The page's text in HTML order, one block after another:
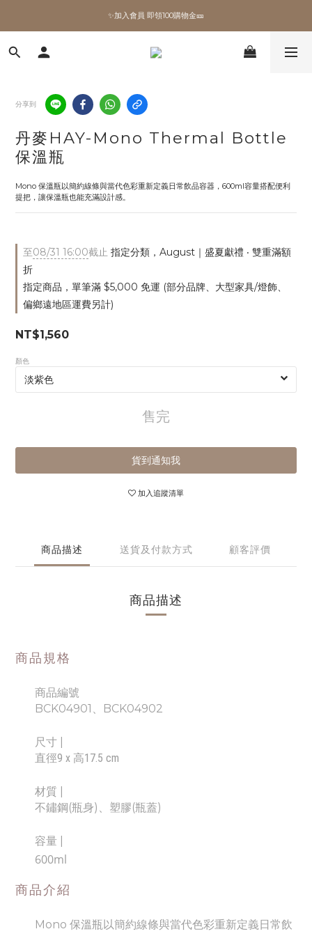
✨加入會員 即領100購物金🎫
✨加入會員 即領100購物金🎫
全館滿額現折🔥
✨加入會員 即領100購物金🎫
分享到
丹麥HAY-Mono Thermal Bottle
保溫瓶
Mono 保溫瓶以簡約線條與當代色彩重新定義日常飲品容器，600ml容量搭配便利
提把，讓保溫瓶也能充滿設計感。
至08/31 16:00截止 指定分類，August｜盛夏獻禮 ‧ 雙重滿額
折
指定商品，單筆滿 $5,000 免運 (部分品牌、大型家具/燈飾、
偏鄉遠地區運費另計)
NT$1,560
顏色
售完
貨到通知我
加入追蹤清單
商品描述 送貨及付款方式 顧客評價
商品描述
商品規格
商品編號
BCK04901、BCK04902
尺寸
直徑9 x 高17.5 cm
材質 |
不鏽鋼(瓶身)、塑膠(瓶蓋)
容量
600ml
商品介紹
Mono 保溫瓶以簡約線條與當代色彩重新定義日常飲